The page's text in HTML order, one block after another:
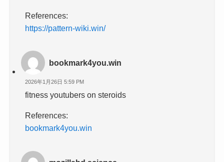
References:
https://pattern-wiki.win/
bookmark4you.win
2026年1月26日 5:59 PM
fitness youtubers on steroids
References:
bookmark4you.win